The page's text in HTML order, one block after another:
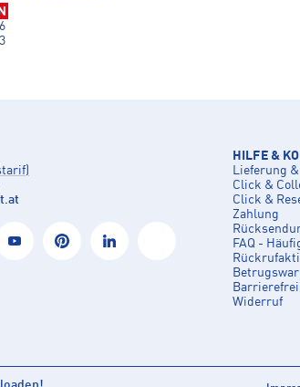
HILFE &
Lieferung &
Click &
Click &
Zahlung
FAQ -
Widerruf